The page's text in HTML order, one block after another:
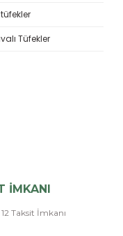
Tüfekler
İMKANI
Taksit İmkanı